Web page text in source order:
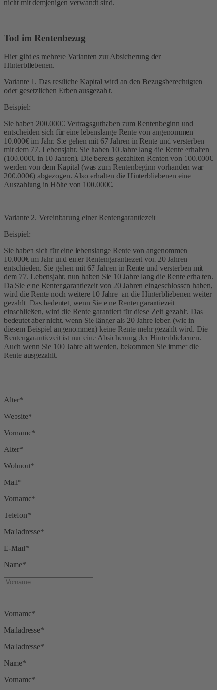
nicht mit demjenigen verwandt sind.
Tod im Rentenbezug
Hier gibt es mehrere Varianten zur Absicherung der
Hinterbliebenen.
Variante 1. Das restliche Kapital wird an den Bezugsberechtigten
oder gesetzlichen Erben ausgezahlt.
Beispiel:
Sie haben 200.000€ Vertragsguthaben zum Rentenbeginn und
entscheiden sich für eine lebenslange Rente von angenommen
10.000€ im Jahr. Sie gehen mit 67 Jahren in Rente und versterben
mit dem 77. Lebensjahr. Sie haben 10 Jahre lang die Rente erhalten
(100.000€ in 10 Jahren). Die bereits gezahlten Renten von 100.000€
werden von dem Kapital (was zum Rentenbeginn vorhanden war |
200.000€) abgezogen. Also erhalten die Hinterbliebenen eine
Auszahlung in Höhe von 100.000€.
Variante 2. Vereinbarung einer Rentengarantiezeit
Beispiel:
Sie haben sich für eine lebenslange Rente von angenommen
10.000€ im Jahr und einer Rentengarantiezeit von 20 Jahren
entschieden. Sie gehen mit 67 Jahren in Rente und versterben mit
dem 77. Lebensjahr. nun haben Sie 10 Jahre lang die Rente erhalten.
Da Sie eine Rentengarantiezeit von 20 Jahren eingeschlossen haben,
wird die Rente noch weitere 10 Jahre an die Hinterbliebenen weiter
gezahlt. Das bedeutet, wenn Sie eine Rentengarantiezeit
einschließen, wird die Rente garantiert für diese Zeit gezahlt. Das
bedeutet aber nicht, wenn Sie länger als 20 Jahre leben (wie in
diesem Beispiel angenommen) keine Rente mehr gezahlt wird. Die
Rentengarantiezeit ist nur eine Absicherung der Hinterbliebenen.
Auch wenn Sie 100 Jahre alt werden, bekommen Sie immer die
Rente ausgezahlt.
Alter*
Website*
Vorname*
Alter*
Wohnort*
Mail*
Vorname*
Telefon*
Mailadresse*
E-Mail*
Name*
Vorname*
Mailadresse*
Mailadresse*
Name*
Vorname*